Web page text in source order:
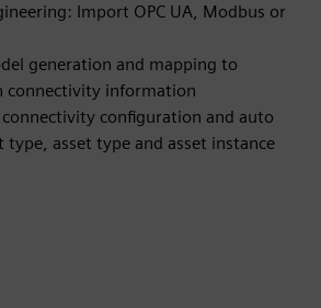
Import OPC UA, Modbus or
generation and mapping to
connectivity information
configuration and auto
type, asset type and asset instance